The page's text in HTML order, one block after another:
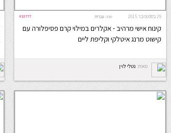
29 בספטמבר 2015 #32777 שפה: עברית
קינוח אישי מרהיב - אקלרים במילוי קרם פסיפלורה עם
קישוט מרנג איטלקי וקליפת ליים
מאת: נטלי לוין